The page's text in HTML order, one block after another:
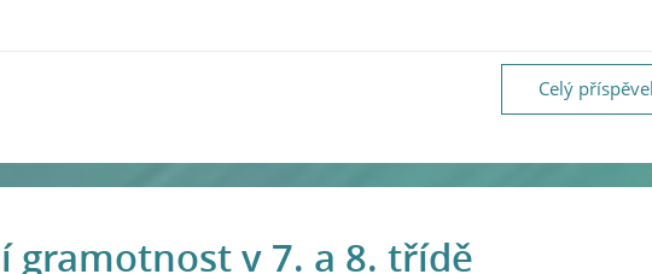
Celý
gramotnost v 7. a 8. třídě